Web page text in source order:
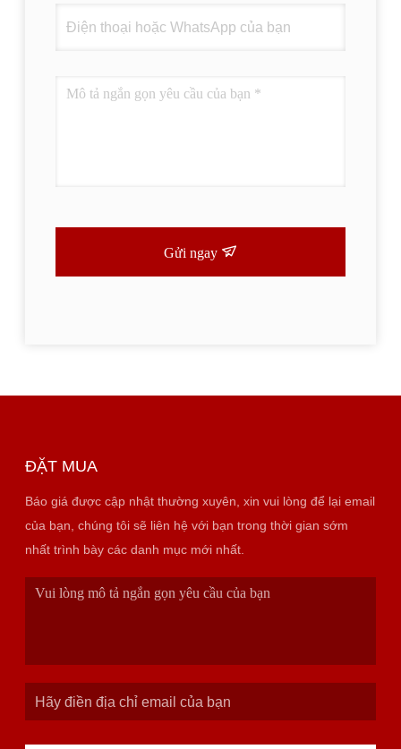
Gửi ngay
ĐẶT MUA
Báo giá được cập nhật thường xuyên, xin vui lòng để lại email
của bạn, chúng tôi sẽ liên hệ với bạn trong thời gian sớm
nhất trình bày các danh mục mới nhất.